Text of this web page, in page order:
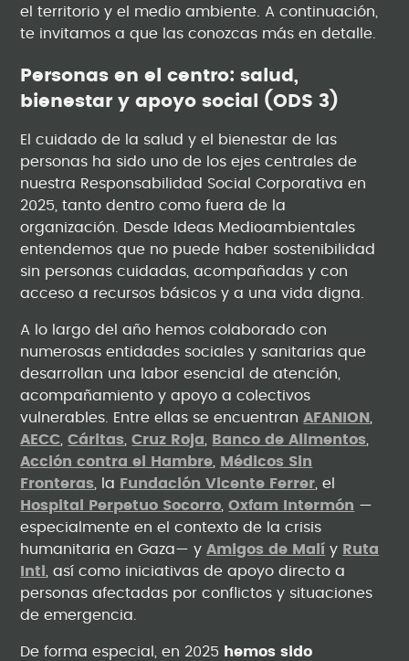
el territorio y el medio ambiente. A continuación,
te invitamos a que las conozcas más en detalle.
Personas en el centro: salud,
bienestar y apoyo social (ODS 3)
El cuidado de la salud y el bienestar de las
personas ha sido uno de los ejes centrales de
nuestra Responsabilidad Social Corporativa en
2025, tanto dentro como fuera de la
organización. Desde Ideas Medioambientales
entendemos que no puede haber sostenibilidad
sin personas cuidadas, acompañadas y con
acceso a recursos básicos y a una vida digna.
A lo largo del año hemos colaborado con
numerosas entidades sociales y sanitarias que
desarrollan una labor esencial de atención,
acompañamiento y apoyo a colectivos
vulnerables. Entre ellas se encuentranAFANION
AECC ,Cáritas ,Cruz Roja Banco de Alimentos
Acción contra el Hambre
Médicos Sin
Fronteras , la Fundación Vicente Ferrer , el
Hospital Perpetuo Socorro ,Oxfam Intermón —
especialmente en el contexto de la crisis
humanitaria en Gaza— yAmigos de Malí y Ruta
Inti , así como iniciativas de apoyo directo a
personas afectadas por conflictos y situaciones
de emergencia.
De forma especial, en 2025
hemos sido